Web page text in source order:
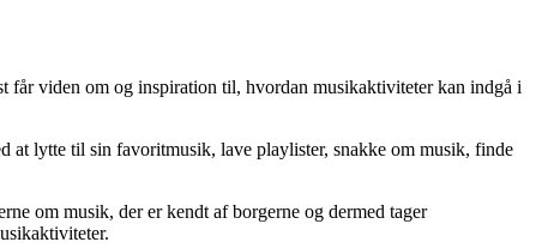
får viden om og inspiration til, hvordan musikaktiviteter kan indgå i
at lytte til sin favoritmusik, lave playlister, snakke om musik, finde
om musik, der er kendt af borgerne og dermed tager